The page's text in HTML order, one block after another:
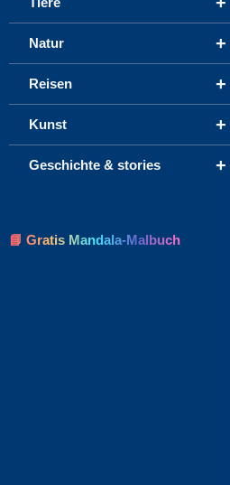
+
Natur
+
Reisen
+
Kunst
+
Geschichte & stories
📘 Gratis Mandala-Malbuch